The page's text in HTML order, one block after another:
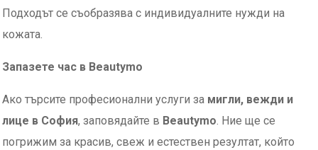
Подходът се съобразява с индивидуалните нужди на
кожата.
Запазете час в Beautymo
Ако търсите професионални услуги за мигли, вежди и
лице в София, заповядайте в Beautymo. Ние ще се
погрижим за красив, свеж и естествен резултат, който